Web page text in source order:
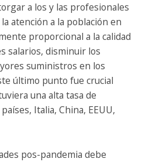
a los y las profesionales
atención a la población en
proporcional a la calidad
salarios, disminuir los
suministros en los
último punto fue crucial
una alta tasa de
Italia, China, EEUU,
pos-pandemia debe